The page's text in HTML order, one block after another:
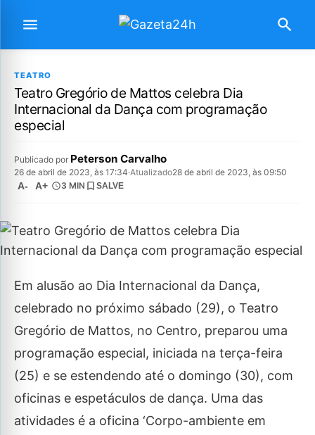
TEATRO
Teatro Gregório de Mattos celebra Dia
Internacional da Dança com programação
especial
Publicado por Peterson Carvalho
26 de abril de 2023, às 17:34·Atualizado28 de abril de 2023, às 09:50
A- A+ 3 MIN SALVE
Em alusão ao Dia Internacional da Dança,
celebrado no próximo sábado (29), o Teatro
Gregório de Mattos, no Centro, preparou uma
programação especial, iniciada na terça-feira
(25) e se estendendo até o domingo (30), com
oficinas e espetáculos de dança. Uma das
atividades é a oficina ‘Corpo-ambiente em